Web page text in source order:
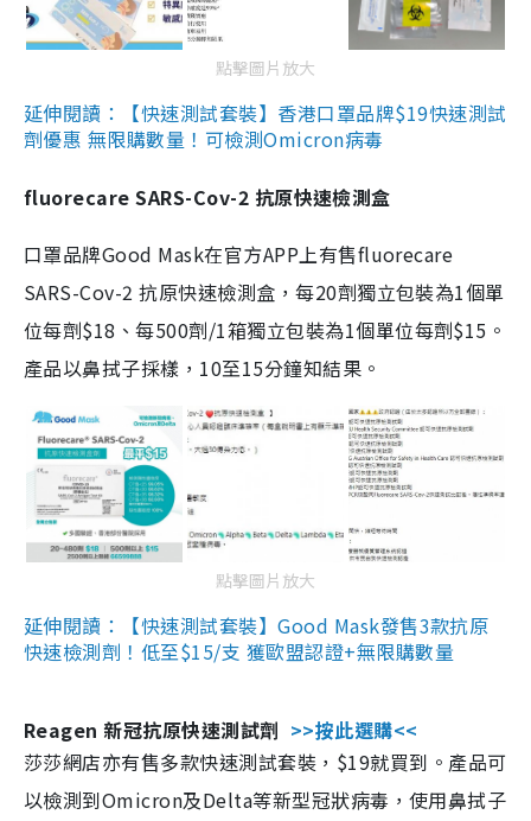
點擊圖片放大
延伸閱讀：【快速測試套裝】香港口罩品牌$19快速測試
劑優惠 無限購數量！可檢測Omicron病毒
fluorecare SARS-Cov-2 抗原快速檢測盒
口罩品牌Good Mask在官方APP上有售fluorecare
SARS-Cov-2 抗原快速檢測盒，每20劑獨立包裝為1個單
位每劑$18、每500劑/1箱獨立包裝為1個單位每劑$15。
產品以鼻拭子採樣，10至15分鐘知結果。
點擊圖片放大
延伸閱讀：【快速測試套裝】Good Mask發售3款抗原
快速檢測劑！低至$15/支 獲歐盟認證+無限購數量
Reagen 新冠抗原快速測試劑 >>按此選購<<
莎莎網店亦有售多款快速測試套裝，$19就買到。產品可
以檢測到Omicron及Delta等新型冠狀病毒，使用鼻拭子